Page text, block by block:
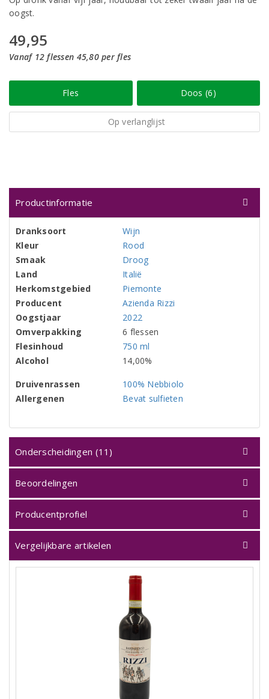
oogst.
49,95
Vanaf 12 flessen 45,80 per fles
Fles Doos (6)
Op verlanglijst
Productinformatie
Dranksoort
Wijn
Kleur
Rood
Smaak
Droog
Land
Italië
Herkomstgebied
Piemonte
Producent
Azienda Rizzi
Oogstjaar
2022
Omverpakking
6 flessen
Flesinhoud
750 ml
Alcohol
14,00%
Druivenrassen
100% Nebbiolo
Allergenen
Bevat sulfieten
Onderscheidingen (11)
Beoordelingen
Producentprofiel
Vergelijkbare artikelen